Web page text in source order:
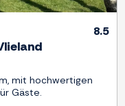
8.5
mit hochwertigen
Gäste.